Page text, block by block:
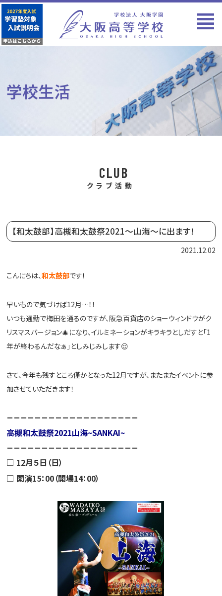
学校生活
CLUB
クラブ活動
【和太鼓部】高槻和太鼓祭2021～山海～に出ます！
2021.12.02
こんにちは、和太鼓部です！
早いもので気づけば12月…！！
いつも通勤で梅田を通るのですが、阪急百貨店のショーウィンドウがク
リスマスバージョン🎄になり、イルミネーションがキラキラとしだすと「1
年が終わるんだなぁ」としみじみします😌
さて、今年も残すところ僅かとなった12月ですが、またまたイベントに参
加させていただきます！
＝＝＝＝＝＝＝＝＝＝＝＝＝＝＝＝＝＝＝
高槻和太鼓祭2021山海~SANKAI~
＝＝＝＝＝＝＝＝＝＝＝＝＝＝＝＝＝＝＝
□ 12月５日（日）
□ 開演15：00（開場14：00）